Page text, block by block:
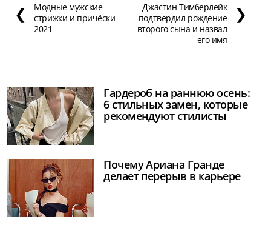
❮
Модные мужские
стрижки и причёски
2021
Джастин Тимберлейк
подтвердил рождение
второго сына и назвал
его имя
❯
Гардероб на раннюю осень:
6 стильных замен, которые
рекомендуют стилисты
Почему Ариана Гранде
делает перерыв в карьере